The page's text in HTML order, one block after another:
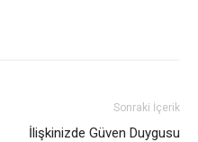
Sonraki İçerik
İlişkinizde Güven Duygusu